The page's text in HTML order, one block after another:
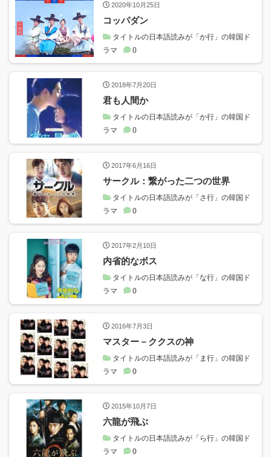
2020年10月25日
コッパダン
タイトルの日本語読みが「か行」の韓国ド
ラマ
0
2018年7月20日
君も人間か
タイトルの日本語読みが「か行」の韓国ド
ラマ
0
2017年6月16日
サークル：繋がった二つの世界
タイトルの日本語読みが「さ行」の韓国ド
ラマ
0
2017年2月10日
内省的なボス
タイトルの日本語読みが「な行」の韓国ド
ラマ
0
2016年7月3日
マスター－ククスの神
タイトルの日本語読みが「ま行」の韓国ド
ラマ
0
2015年10月7日
六龍が飛ぶ
タイトルの日本語読みが「ら行」の韓国ド
ラマ
0